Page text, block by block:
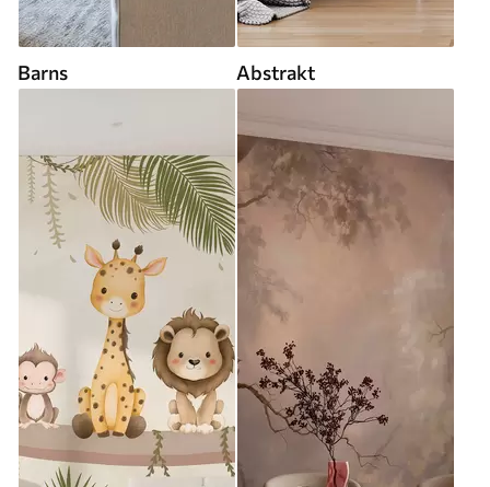
Barns Abstrakt